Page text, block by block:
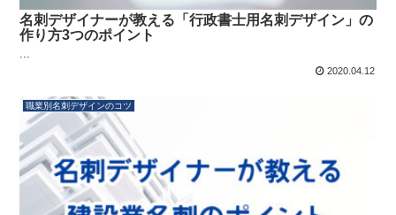
名刺デザイナーが教える「行政書士用名刺デザイン」の
作り方3つのポイント
2020.04.12
職業別名刺デザインのコツ